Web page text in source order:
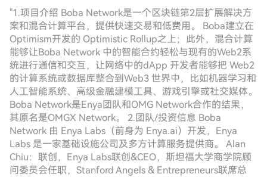
"1.项目介绍 Boba Network是一个区块链第2层扩展解决方
案和混合计算平台，提供快速交易和低费用。 Boba建立在
Optimism开发的 Optimistic Rollup之上；此外，混合计算
能够让Boba Network 中的智能合约轻松与现有的Web2系
统进行通信和交互，让网络中的dApp 开发者能够把 Web2
的计算系统或数据库整合到Web3 世界中，比如机器学习和
人工智能系统、高级金融建模工具、游戏引擎或社交媒体。
Boba Network是Enya团队和OMG Network合作的结果，
其原名是OMGX Network。 2.团队/投资信息 Boba
Network 由 Enya Labs（前身为 Enya.ai）开发，Enya
Labs 是一家基础设施公司及多方计算服务提供商。 Alan
Chiu：联创，Enya Labs联创&CEO，斯坦福大学商学院顾
问委员会任职，Stanford Angels & Entrepreneurs联席总